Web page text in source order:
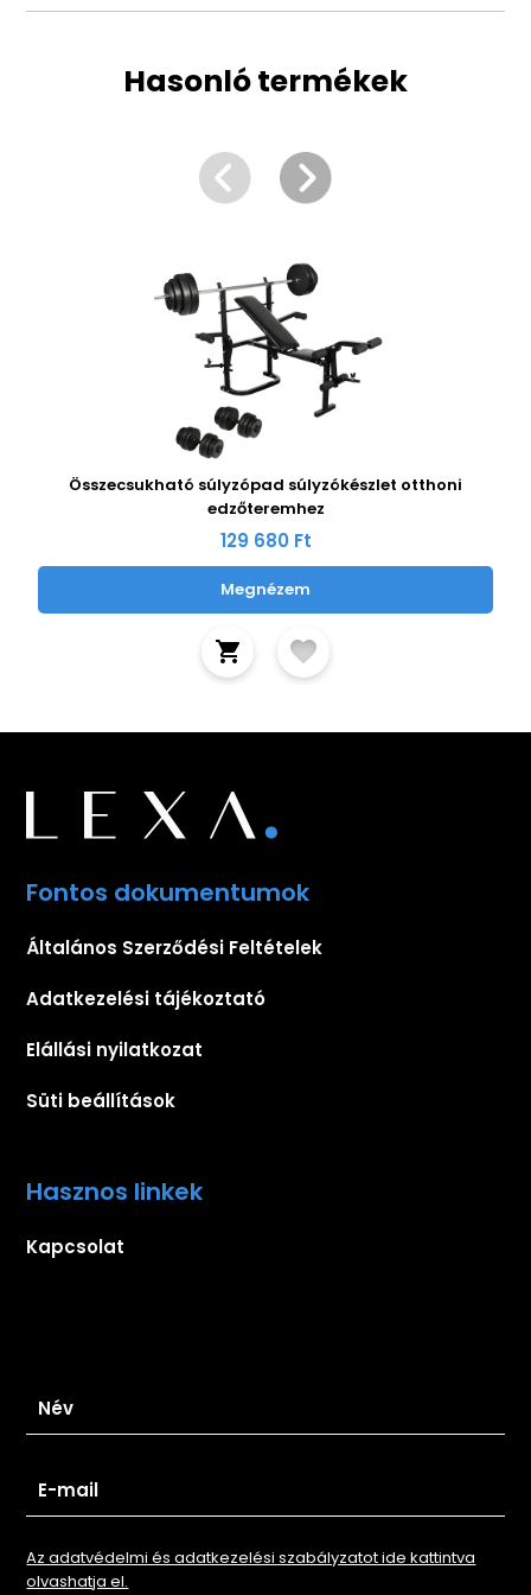
Hasonló termékek
Összecsukható súlyzópad súlyzókészlet otthoni
edzőteremhez
129 680 Ft
Megnézem
Fontos dokumentumok
Általános Szerződési Feltételek
Adatkezelési tájékoztató
Elállási nyilatkozat
Süti beállítások
Hasznos linkek
Kapcsolat
Az adatvédelmi és adatkezelési szabályzatot ide kattintva
olvashatja el.